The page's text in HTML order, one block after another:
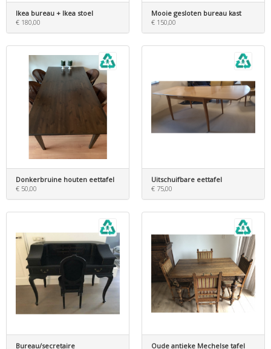
Ikea bureau + Ikea stoel
€ 180,00
Mooie gesloten bureau kast
€ 150,00
Donkerbruine houten eettafel
€ 50,00
Uitschuifbare eettafel
€ 75,00
Bureau/secretaire
Oude antieke Mechelse tafel